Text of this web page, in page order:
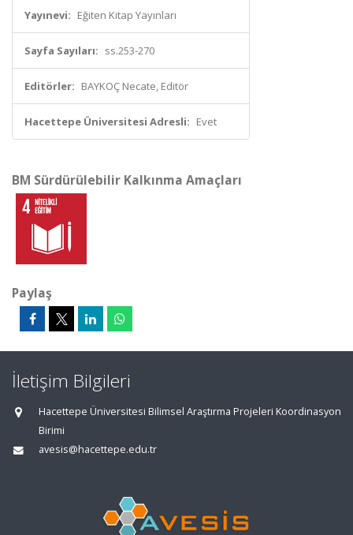
Yayınevi: Eğiten Kitap Yayınları
Sayfa Sayıları: ss.253-270
Editörler: BAYKOÇ Necate, Editör
Hacettepe Üniversitesi Adresli: Evet
BM Sürdürülebilir Kalkınma Amaçları
Paylaş
İletişim Bilgileri
Hacettepe Üniversitesi Bilimsel Araştırma Projeleri Koordinasyon
Birimi
avesis@hacettepe.edu.tr